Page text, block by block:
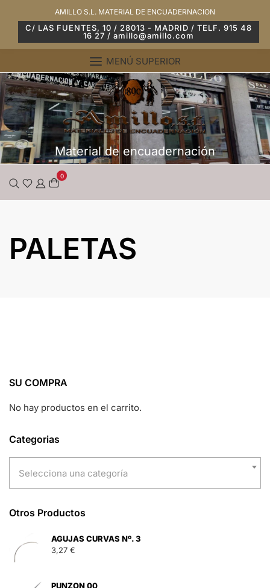
contenido
AMILLO S.L. MATERIAL DE ENCUADERNACION
C/ LAS FUENTES, 10 / 28013 - MADRID / TELF. 915 48
16 27 / amillo@amillo.com
MENÚ SUPERIOR
Material de encuadernación
0
PALETAS
SU COMPRA
No hay productos en el carrito.
Categorias
Selecciona una categoría
Otros Productos
AGUJAS CURVAS Nº. 3
3,27 €
PUNZON 00